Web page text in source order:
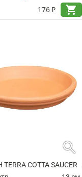
176 ₽
shopping_cart
search
COTTA SAUCER